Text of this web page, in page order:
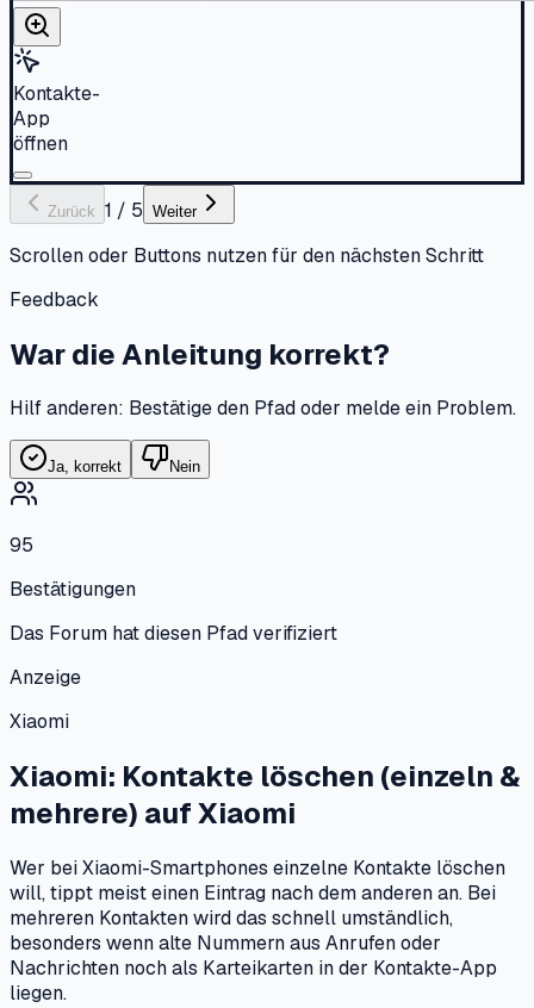
Kontakte-
App
öffnen
Zurück 1 / 5 Weiter
Scrollen oder Buttons nutzen für den nächsten Schritt
Feedback
War die Anleitung korrekt?
Hilf anderen: Bestätige den Pfad oder melde ein Problem.
Ja, korrekt Nein
95
Bestätigungen
Das Forum hat diesen Pfad verifiziert
Anzeige
Xiaomi
Xiaomi: Kontakte löschen (einzeln &
mehrere) aufXiaomi
Wer bei Xiaomi-Smartphones einzelne Kontakte löschen
will, tippt meist einen Eintrag nach dem anderen an. Bei
mehreren Kontakten wird das schnell umständlich,
besonders wenn alte Nummern aus Anrufen oder
Nachrichten noch als Karteikarten in der Kontakte-App
liegen.